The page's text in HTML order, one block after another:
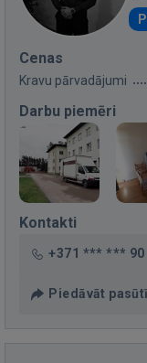
Cenas
Kravu pārvadājumi
Darbu piemēri
Kontakti
+371 *** *** 90
Piedāvāt